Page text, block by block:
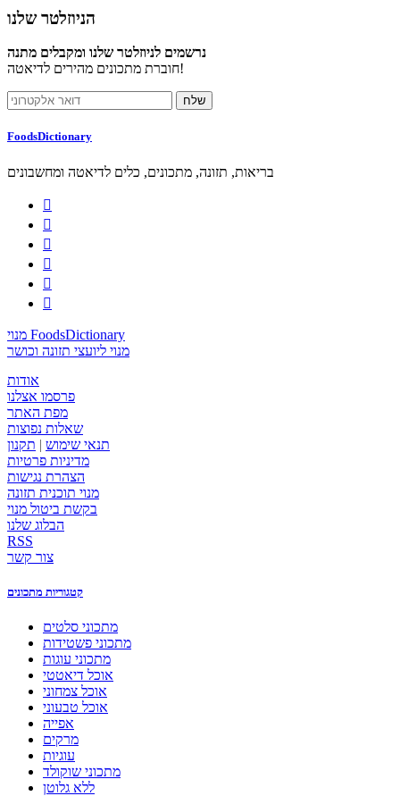
הניוזלטר שלנו
נרשמים לניוזלטר שלנו ומקבלים מתנה
חוברת מתכונים מהירים לדיאטה!
FoodsDictionary
בריאות, תזונה, מתכונים, כלים לדיאטה ומחשבונים






מנוי FoodsDictionary
מנוי ליועצי תזונה וכושר
אודות
פרסמו אצלנו
מפת האתר
שאלות נפוצות
תנאי שימוש | תקנון
מדיניות פרטיות
הצהרת נגישות
מנוי תוכנית תזונה
בקשת ביטול מנוי
הבלוג שלנו
RSS
צור קשר
קטגוריות מתכונים
מתכוני סלטים
מתכוני פשטידות
מתכוני עוגות
אוכל דיאטטי
אוכל צמחוני
אוכל טבעוני
אפייה
מרקים
עוגיות
מתכוני שוקולד
ללא גלוטן